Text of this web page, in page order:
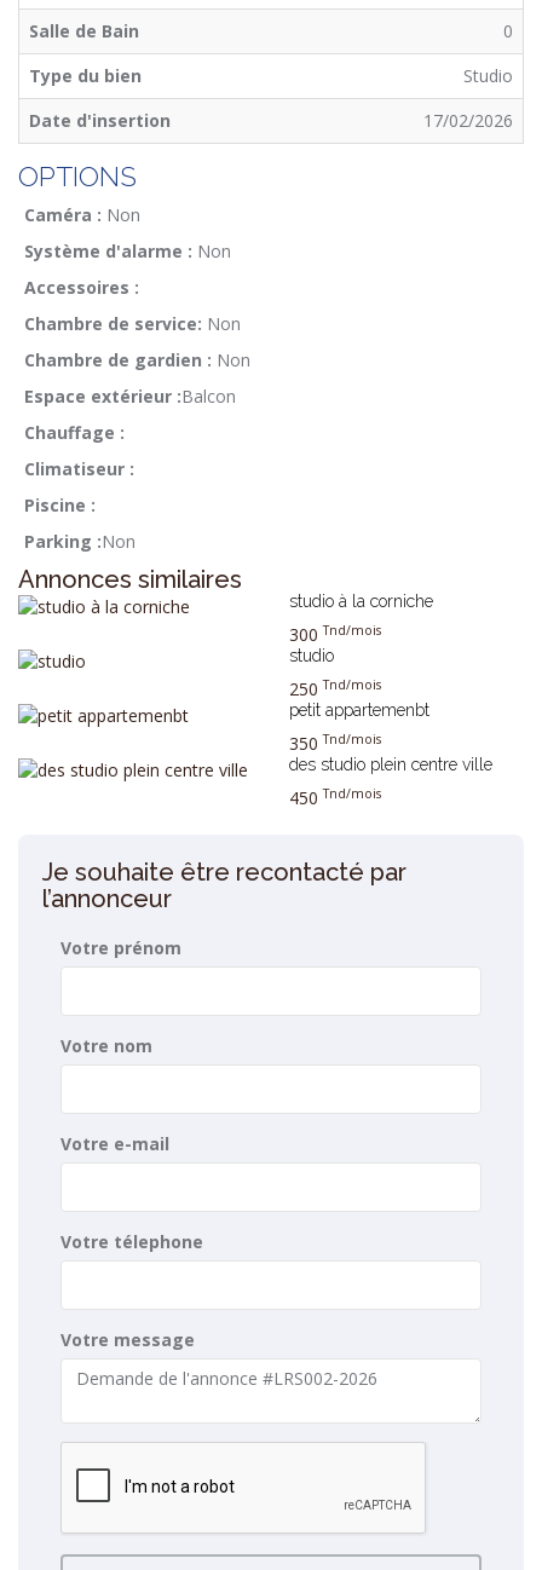
Salle de Bain
0
Type du bien
Studio
Date d'insertion
17/02/2026
OPTIONS
Caméra : Non
Système d'alarme : Non
Accessoires :
Chambre de service: Non
Chambre de gardien : Non
Espace extérieur :Balcon
Chauffage :
Climatiseur :
Piscine :
Parking :Non
Annonces similaires
studio à la corniche
300 Tnd/mois
studio
250 Tnd/mois
petit appartemenbt
350 Tnd/mois
des studio plein centre ville
450 Tnd/mois
Je souhaite être recontacté par
l’annonceur
Votre prénom
Votre nom
Votre e-mail
Votre télephone
Votre message